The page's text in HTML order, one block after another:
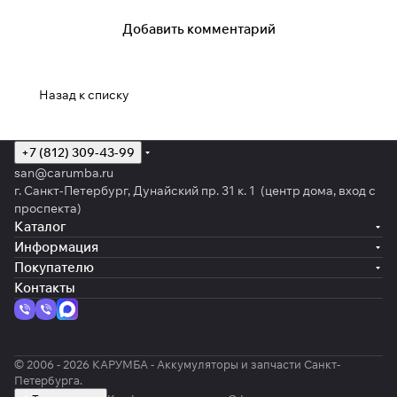
Добавить комментарий
Назад к списку
+7 (812) 309-43-99
san@carumba.ru
г. Санкт-Петербург, Дунайский пр. 31 к. 1 (центр дома, вход с
проспекта)
Каталог
Информация
Покупателю
Контакты
© 2006 - 2026 КАРУМБА - Аккумуляторы и запчасти Санкт-
Петербурга.